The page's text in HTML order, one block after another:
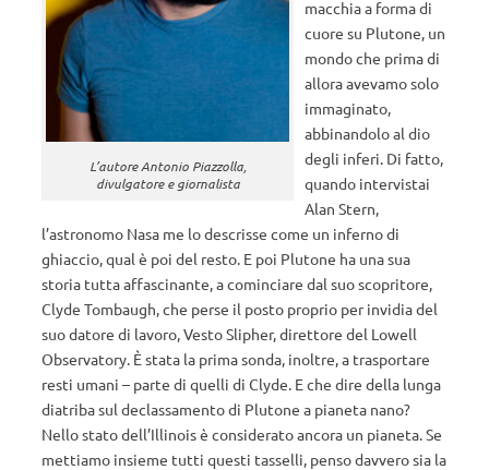
L’autore Antonio Piazzolla,
divulgatore e giornalista
macchia a forma di
cuore su Plutone, un
mondo che prima di
allora avevamo solo
immaginato,
abbinandolo al dio
degli inferi. Di fatto,
quando intervistai
Alan Stern,
l’astronomo Nasa me lo descrisse come un inferno di
ghiaccio, qual è poi del resto. E poi Plutone ha una sua
storia tutta affascinante, a cominciare dal suo scopritore,
Clyde Tombaugh, che perse il posto proprio per invidia del
suo datore di lavoro, Vesto Slipher, direttore del Lowell
Observatory. È stata la prima sonda, inoltre, a trasportare
resti umani – parte di quelli di Clyde. E che dire della lunga
diatriba sul declassamento di Plutone a pianeta nano?
Nello stato dell’Illinois è considerato ancora un pianeta. Se
mettiamo insieme tutti questi tasselli, penso davvero sia la